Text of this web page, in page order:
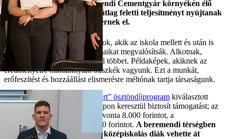
alkalommal azokat a Beremendi Cementgyár környékén élő
diákokat, akik már fiatalon átlag feletti teljesítményt nyújtanak
és kimagasló eredményeket érnek el.
Ifjú zenészek, sportolók, tudósok, akik az iskola mellett és után is
tovább „dolgoznak”, hogy álmaikat megvalósítsák. Alkotnak,
edzenek, tanulnak – az átlagnál többet. Példaképek, akiknek az
eredményeire mindannyian büszkék vagyunk. Ezt a munkát,
erőfeszítést és hozzáállást elismerésre méltónak tartja társaságunk.
A„Duna-Dráva a Tehetségekért” ösztöndíjprogram kiválasztott
diákjainak vállalatunk 10 hónapon keresztül biztosít támogatást; az
általános iskolások számára havonta 8.000 forintot, a
középiskolások számára 10.000 forintot. A beremendi térségben
idén 34 általános iskolás és 7 középiskolás diák vehette át